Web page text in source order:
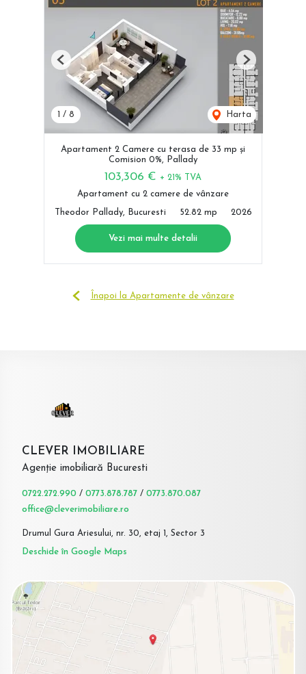
1 / 8 Harta
Previous Next
Apartament 2 Camere cu terasa de 33 mp și
Comision 0%, Pallady
103,306 € + 21% TVA
Apartament cu 2 camere de vânzare
Theodor Pallady, Bucuresti 52.82 mp 2026
Vezi mai multe detalii
Înapoi la Apartamente de vânzare
CLEVER IMOBILIARE
Agenție imobiliară Bucuresti
0722.272.990 / 0773.878.787 / 0773.870.087
office@cleverimobiliare.ro
Drumul Gura Ariesului, nr. 30, etaj 1, Sector 3
Deschide în Google Maps